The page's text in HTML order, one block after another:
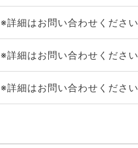
※詳細はお問い合わせください
※詳細はお問い合わせください
※詳細はお問い合わせください